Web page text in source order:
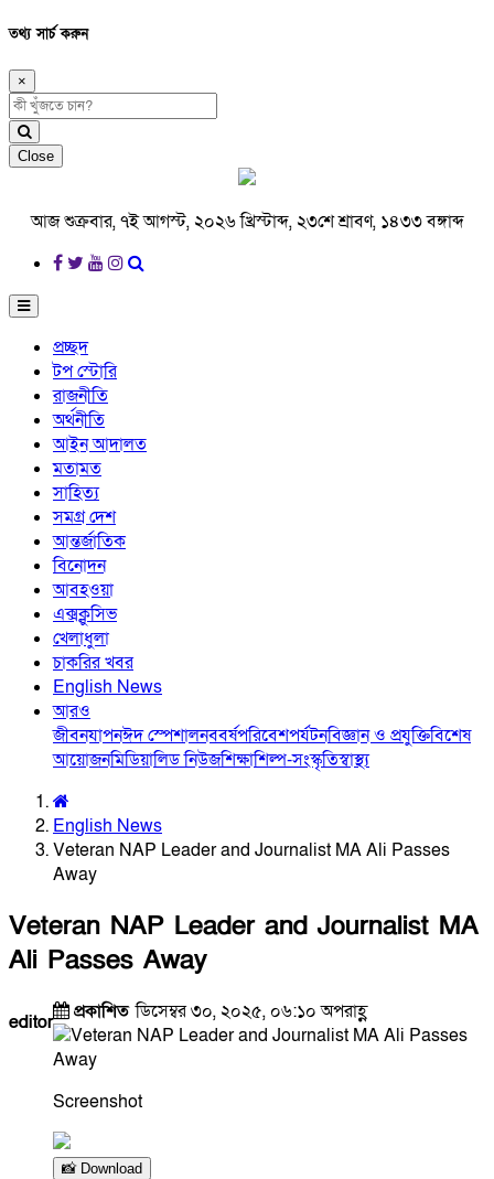
তথ্য সার্চ করুন
×
Close
আজ শুক্রবার, ৭ই আগস্ট, ২০২৬ খ্রিস্টাব্দ, ২৩শে শ্রাবণ, ১৪৩৩ বঙ্গাব্দ
প্রচ্ছদ
টপ স্টোরি
রাজনীতি
অর্থনীতি
আইন আদালত
মতামত
সাহিত্য
সমগ্র দেশ
আন্তর্জাতিক
বিনোদন
আবহওয়া
এক্সক্লুসিভ
খেলাধুলা
চাকরির খবর
English News
আরও
জীবনযাপনঈদ স্পেশালনববর্ষপরিবেশপর্যটনবিজ্ঞান ও প্রযুক্তিবিশেষ
আয়োজনমিডিয়ালিড নিউজশিক্ষাশিল্প-সংস্কৃতিস্বাস্থ্য
English News
Veteran NAP Leader and Journalist MA Ali Passes
Away
Veteran NAP Leader and Journalist MA
Ali Passes Away
editor প্রকাশিতডিসেম্বর ৩০, ২০২৫, ০৬:১০ অপরাহ্ণ
Screenshot
📸 Download